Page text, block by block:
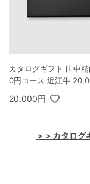
カタログギフト 田中
0円コース 近江牛
20,000円
＞＞カタログ